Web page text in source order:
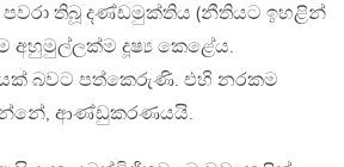
පවරා තිබූ දණ්ඩමුක්තිය (නීතියට ඉහළින්
අහුමුල්ලක්ම දූෂ්‍ය කෙළේය.
බවට පත්කෙරුණි. එහි නරකම
ආණ්ඩුකරණයයි.